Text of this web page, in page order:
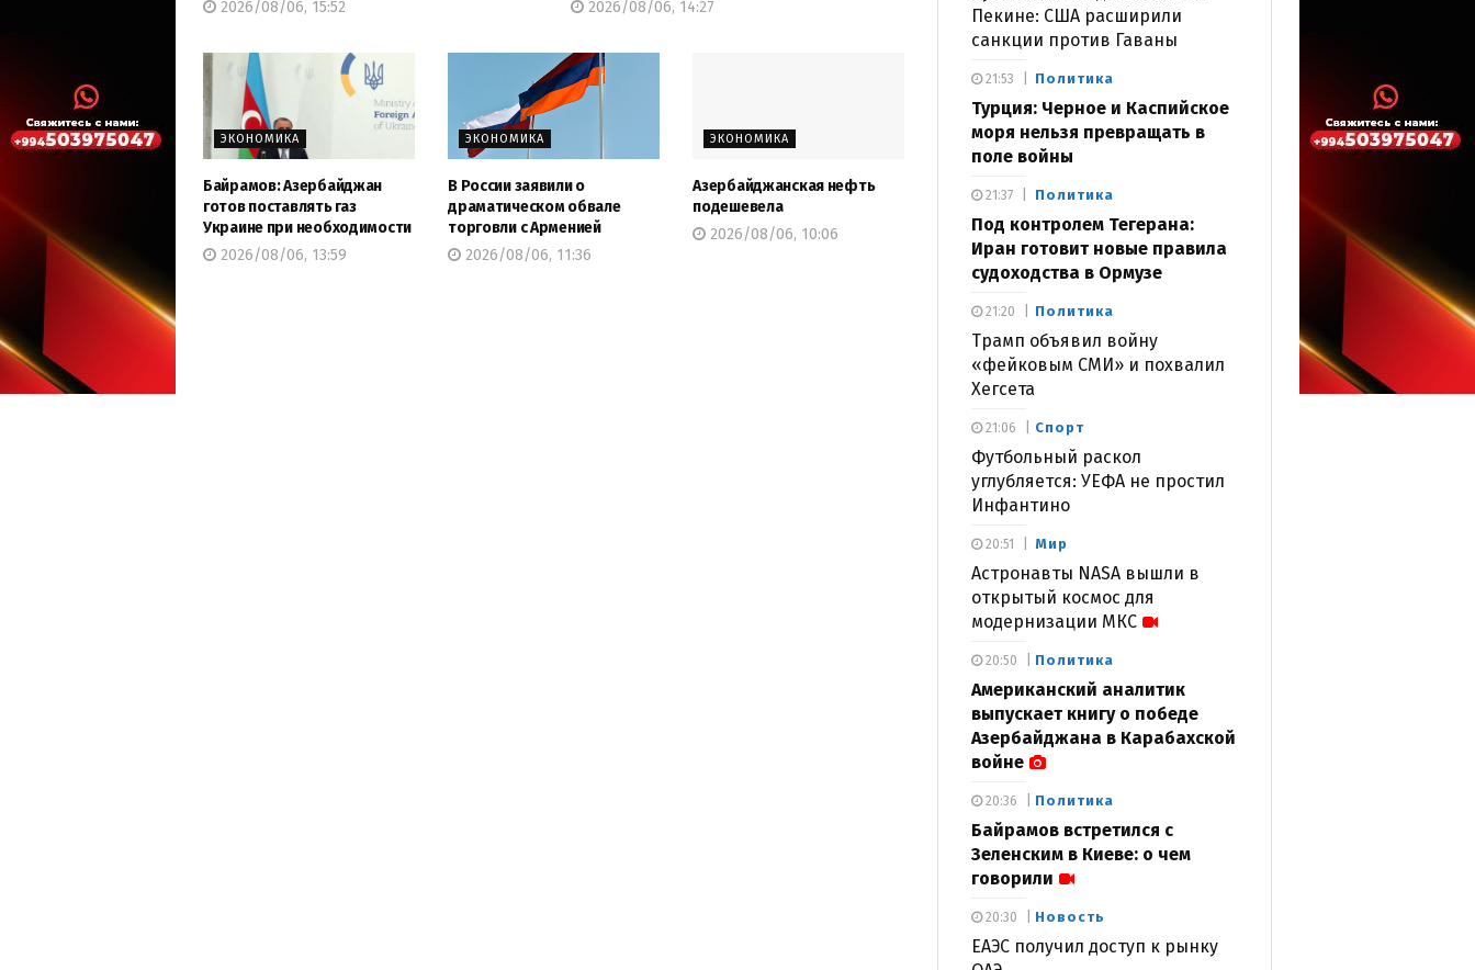
2026/08/06, 15:52 2026/08/06, 14:27
ЭКОНОМИКА
Байрамов: Азербайджан
готов поставлять газ
Украине при необходимости
2026/08/06, 13:59
ЭКОНОМИКА
В России заявили о
драматическом обвале
торговли с Арменией
2026/08/06, 11:36
ЭКОНОМИКА
Азербайджанская нефть
подешевела
2026/08/06, 10:06
Пекине: США расширили
санкции против Гаваны
Политика
Турция: Черное и Каспийское
моря нельзя превращать в
поле войны
21:53
Политика
Под контролем Тегерана:
Иран готовит новые правила
судоходства в Ормузе
21:37
Политика
Трамп объявил войну
«фейковым СМИ» и похвалил
Хегсета
21:20
Спорт
Футбольный раскол
углубляется: УЕФА не простил
Инфантино
21:06
Мир
Астронавты NASA вышли в
открытый космос для
модернизации МКС
20:51
Политика
Американский аналитик
выпускает книгу о победе
Азербайджана в Карабахской
войне
20:50
Политика
Байрамов встретился с
Зеленским в Киеве: о чем
говорили
20:36
Новость
ЕАЭС получил доступ к рынку
20:30